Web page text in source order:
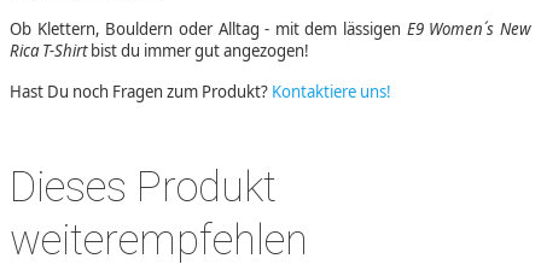
Ob Klettern, Bouldern oder Alltag - mit dem lässigen E9 Women´s New
Rica T-Shirtbist du immer gut angezogen!
Hast Du noch Fragen zum Produkt? Kontaktiere uns!
Dieses Produkt
weiterempfehlen